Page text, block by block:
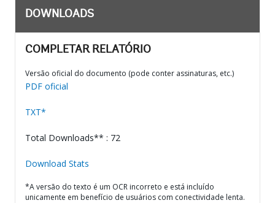
DOWNLOADS
COMPLETAR RELATÓRIO
Versão oficial do documento (pode conter assinaturas, etc.)
PDF oficial
TXT*
Total Downloads** : 72
Download Stats
*A versão do texto é um OCR incorreto e está incluído
unicamente em benefício de usuários com conectividade lenta.